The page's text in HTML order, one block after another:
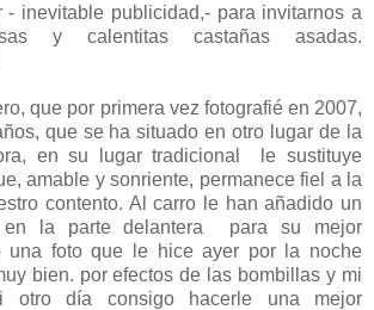
- inevitable publicidad,- para invitarnos a
y calentitas castañas asadas.
que por primera vez fotografié en 2007,
que se ha situado en otro lugar de la
en su lugar tradicional le sustituye
amable y sonriente, permanece fiel a la
contento. Al carro le han añadido un
en la parte delantera para su mejor
una foto que le hice ayer por la noche
bien. por efectos de las bombillas y mi
otro día consigo hacerle una mejor